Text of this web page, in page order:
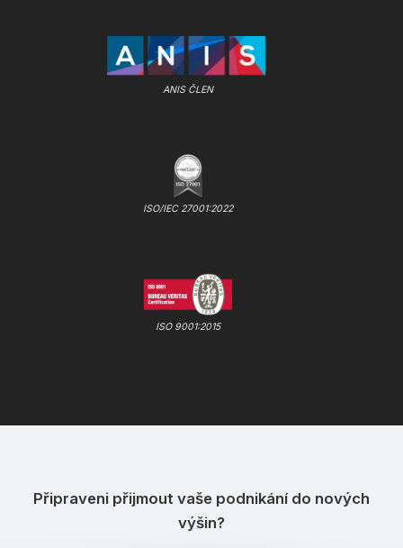
ANIS ČLEN
ISO/IEC 27001:2022
ISO 9001:2015
Připraveni přijmout vaše podnikání do nových
výšin?